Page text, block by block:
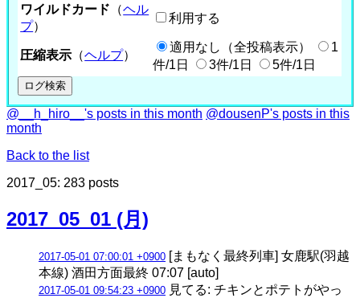
ワイルドカード （ヘル
プ）
利用する
圧縮表示 （ヘルプ）
適用なし（全投稿表示）
1
件/1日
3件/1日 5件/1日
@__h_hiro__'s posts in this month @dousenP's posts in this
month
Back to the list
2017_05: 283 posts
2017_05_01 (月)
2017-05-01 07:00:01 +0900 [まもなく最終列車] 女鹿駅(羽越
本線) 酒田方面最終 07:07 [auto]
2017-05-01 09:54:23 +0900 見てる: チキンとポテトがやっ